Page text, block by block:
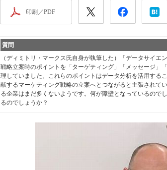
印刷／PDF
質問
（ディミトリ・マークス氏自身が執筆した）「データサイ
戦略立案時のポイントを「ターゲティング」「メッセージ」
理していました。これらのポイントはデータ分析を活用する
献するマーケティング戦略の立案へとつながると主張されて
る企業はまだ多くないようです。何が障壁となっているので
るのでしょうか？